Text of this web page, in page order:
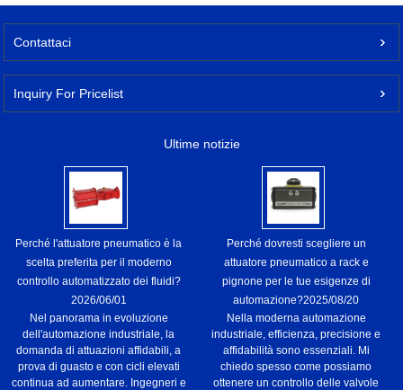
Contattaci
Inquiry For Pricelist
Ultime notizie
Perché l'attuatore pneumatico è la
scelta preferita per il moderno
controllo automatizzato dei fluidi?
2026/06/01
Nel panorama in evoluzione
dell'automazione industriale, la
domanda di attuazioni affidabili, a
prova di guasto e con cicli elevati
continua ad aumentare. Ingegneri e
Perché dovresti scegliere un
attuatore pneumatico a rack e
pignone per le tue esigenze di
automazione?2025/08/20
Nella moderna automazione
industriale, efficienza, precisione e
affidabilità sono essenziali. Mi
chiedo spesso come possiamo
ottenere un controllo delle valvole